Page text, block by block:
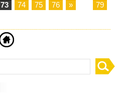
73 74 75 76 » 79